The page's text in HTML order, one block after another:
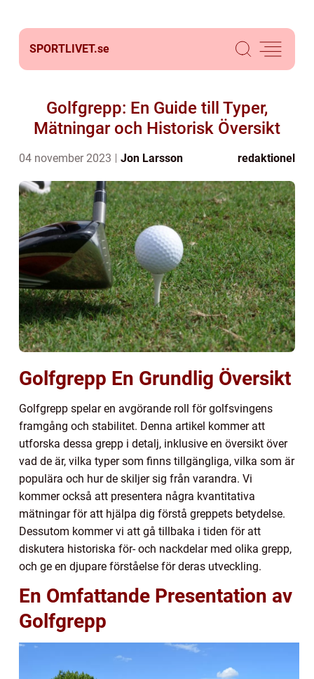
SPORTLIVET.se
Golfgrepp: En Guide till Typer,
Mätningar och Historisk Översikt
04 november 2023 Jon Larsson redaktionel
Golfgrepp En Grundlig Översikt
Golfgrepp spelar en avgörande roll för golfsvingens
framgång och stabilitet. Denna artikel kommer att
utforska dessa grepp i detalj, inklusive en översikt över
vad de är, vilka typer som finns tillgängliga, vilka som är
populära och hur de skiljer sig från varandra. Vi
kommer också att presentera några kvantitativa
mätningar för att hjälpa dig förstå greppets betydelse.
Dessutom kommer vi att gå tillbaka i tiden för att
diskutera historiska för- och nackdelar med olika grepp,
och ge en djupare förståelse för deras utveckling.
En Omfattande Presentation av
Golfgrepp